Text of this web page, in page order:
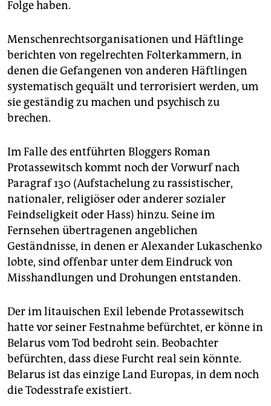
Folge haben.
Menschenrechtsorganisationen und Häftlinge
berichten von regelrechten Folterkammern, in
denen die Gefangenen von anderen Häftlingen
systematisch gequält und terrorisiert werden, um
sie geständig zu machen und psychisch zu
brechen.
Im Falle des entführten Bloggers Roman
Protassewitsch kommt noch der Vorwurf nach
Paragraf 130 (Aufstachelung zu rassistischer,
nationaler, religiöser oder anderer sozialer
Feindseligkeit oder Hass) hinzu. Seine im
Fernsehen übertragenen angeblichen
Geständnisse, in denen er Alexander Lukaschenko
lobte, sind offenbar unter dem Eindruck von
Misshandlungen und Drohungen entstanden.
Der im litauischen Exil lebende Protassewitsch
hatte vor seiner Festnahme befürchtet, er könne in
Belarus vom Tod bedroht sein. Beobachter
befürchten, dass diese Furcht real sein könnte.
Belarus ist das einzige Land Europas, in dem noch
die Todesstrafe existiert.